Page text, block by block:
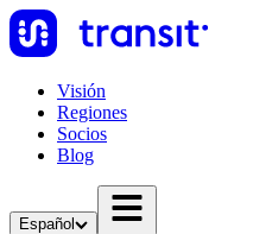
Visión
Regiones
Socios
Blog
Español